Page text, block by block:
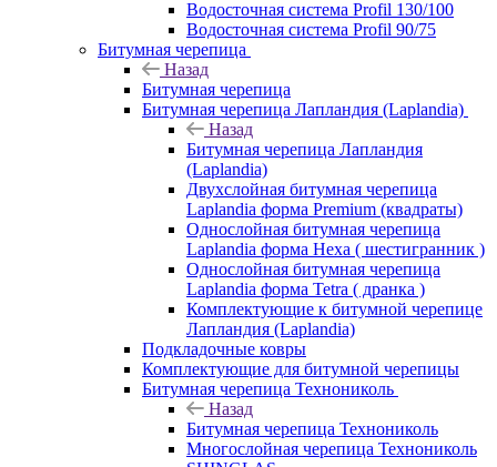
Водосточная система Profil 130/100
Водосточная система Profil 90/75
Битумная черепица
Назад
Битумная черепица
Битумная черепица Лапландия (Laplandia)
Назад
Битумная черепица Лапландия
(Laplandia)
Двухслойная битумная черепица
Laplandia форма Premium (квадраты)
Однослойная битумная черепица
Laplandia форма Hexa ( шестигранник )
Однослойная битумная черепица
Laplandia форма Tetra ( дранка )
Комплектующие к битумной черепице
Лапландия (Laplandia)
Подкладочные ковры
Комплектующие для битумной черепицы
Битумная черепица Технониколь
Назад
Битумная черепица Технониколь
Многослойная черепица Технониколь